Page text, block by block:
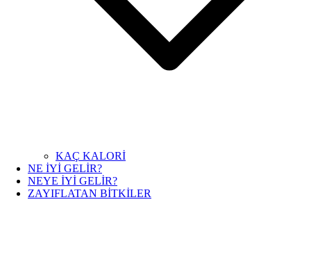
KAÇ KALORİ
NE İYİ GELİR?
NEYE İYİ GELİR?
ZAYIFLATAN BİTKİLER